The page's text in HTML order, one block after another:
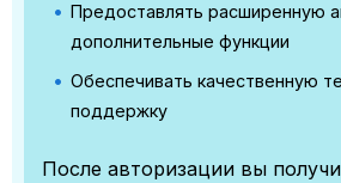
Предоставлять расширенную
дополнительные функции
Обеспечивать качественную
поддержку
После авторизации вы